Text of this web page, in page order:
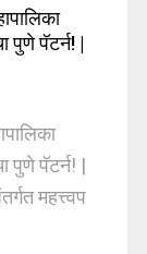
पुणे पॅटर्न! |
पुणे पॅटर्न! |
महत्त्वप